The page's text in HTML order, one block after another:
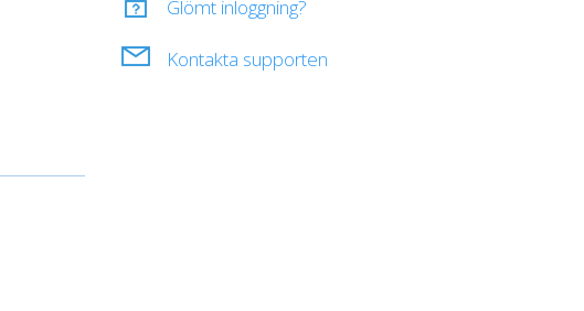
Glömt inloggning?
Kontakta supporten